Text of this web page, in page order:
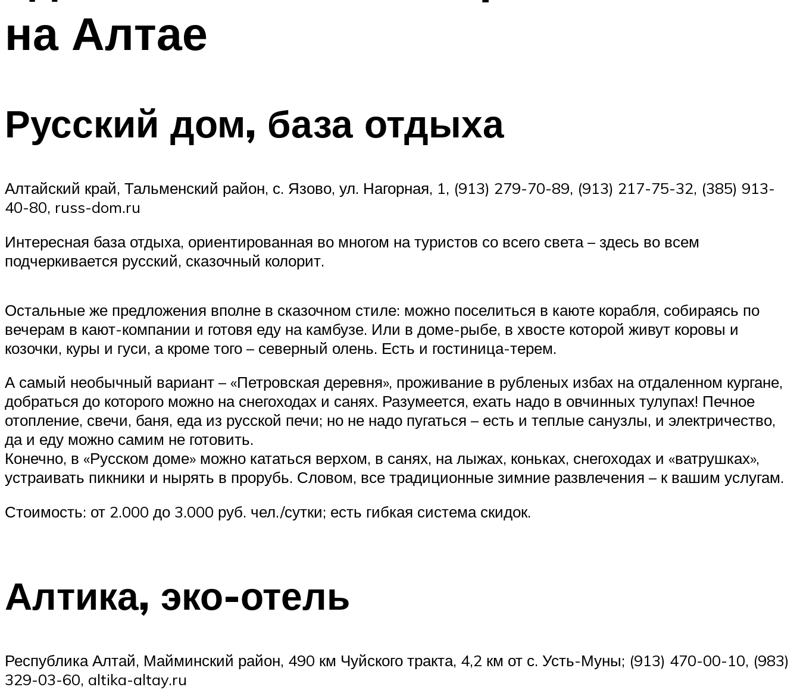
на Алтае
Русский дом, база отдыха
Алтайский край, Тальменский район, с. Язово, ул. Нагорная, 1, (913) 279-70-89, (913) 217-75-32, (385) 913-
40-80, russ-dom.ru
Интересная база отдыха, ориентированная во многом на туристов со всего света – здесь во всем
подчеркивается русский, сказочный колорит.
Остальные же предложения вполне в сказочном стиле: можно поселиться в каюте корабля, собираясь по
вечерам в кают-компании и готовя еду на камбузе. Или в доме-рыбе, в хвосте которой живут коровы и
козочки, куры и гуси, а кроме того – северный олень. Есть и гостиница-терем.
А самый необычный вариант – «Петровская деревня», проживание в рубленых избах на отдаленном кургане,
добраться до которого можно на снегоходах и санях. Разумеется, ехать надо в овчинных тулупах! Печное
отопление, свечи, баня, еда из русской печи; но не надо пугаться – есть и теплые санузлы, и электричество,
да и еду можно самим не готовить.
Конечно, в «Русском доме» можно кататься верхом, в санях, на лыжах, коньках, снегоходах и «ватрушках»,
устраивать пикники и нырять в прорубь. Словом, все традиционные зимние развлечения – к вашим услугам.
Стоимость: от 2.000 до 3.000 руб. чел./сутки; есть гибкая система скидок.
Алтика, эко-отель
Республика Алтай, Майминский район, 490 км Чуйского тракта, 4,2 км от с. Усть-Муны; (913) 470-00-10, (983)
329-03-60, altika-altay.ru